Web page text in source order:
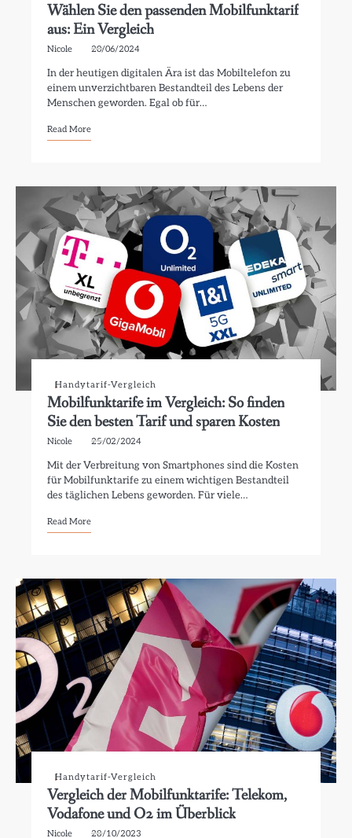
Wählen Sie den passenden Mobilfunktarif
aus: Ein Vergleich
Nicole 20/06/2024
In der heutigen digitalen Ära ist das Mobiltelefon zu
einem unverzichtbaren Bestandteil des Lebens der
Menschen geworden. Egal ob für…
Read More
Handytarif-Vergleich
Mobilfunktarife im Vergleich: So finden
Sie den besten Tarif und sparen Kosten
Nicole 25/02/2024
Mit der Verbreitung von Smartphones sind die Kosten
für Mobilfunktarife zu einem wichtigen Bestandteil
des täglichen Lebens geworden. Für viele…
Read More
Handytarif-Vergleich
Vergleich der Mobilfunktarife: Telekom,
Vodafone und O2 im Überblick
Nicole 28/10/2023